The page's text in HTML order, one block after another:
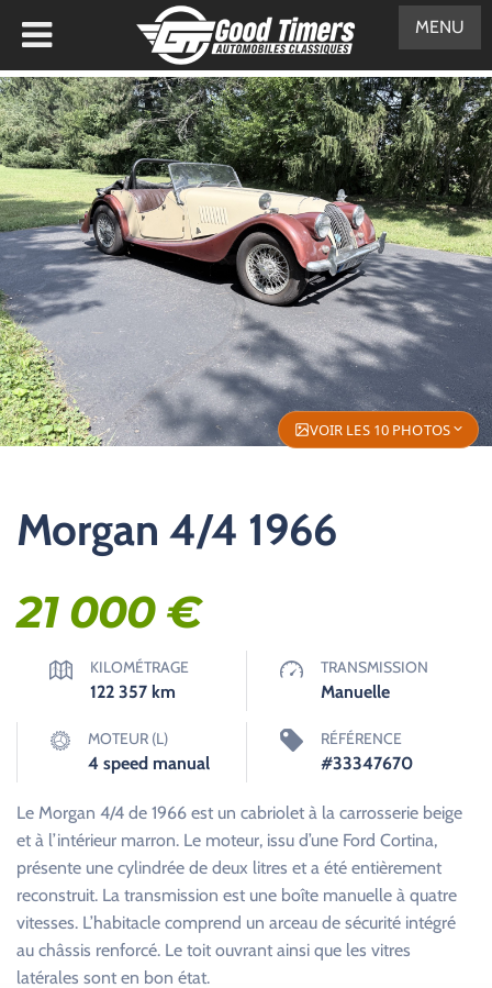
VOIR LES 10 PHOTOS
Morgan 4/4 1966
21 000€
KILOMÉTRAGE
122 357 km
TRANSMISSION
Manuelle
MOTEUR (L)
4 speed manual
RÉFÉRENCE
#33347670
Le Morgan 4/4 de 1966 est un cabriolet à la carrosserie beige
et à l’intérieur marron. Le moteur, issu d’une Ford Cortina,
présente une cylindrée de deux litres et a été entièrement
reconstruit. La transmission est une boîte manuelle à quatre
vitesses. L’habitacle comprend un arceau de sécurité intégré
au châssis renforcé. Le toit ouvrant ainsi que les vitres
latérales sont en bon état.
MENU